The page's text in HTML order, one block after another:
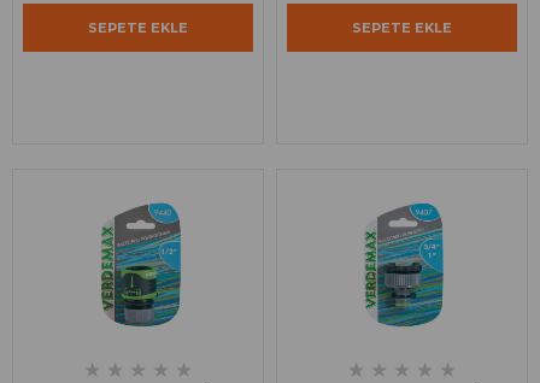
SEPETE EKLE SEPETE EKLE
★ ★ ★ ★ ★ ★ ★ ★ ★ ★